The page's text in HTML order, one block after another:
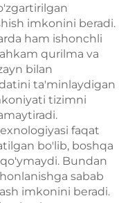
imkonini beradi.
ham ishonchli
qurilma va
bilan
ta'minlaydigan
tizimni
faqat
bo'lib, boshqa
Bundan
sabab
imkonini beradi.